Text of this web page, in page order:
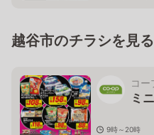
越谷市のチラシを見る
コー
ミ
9時～20時